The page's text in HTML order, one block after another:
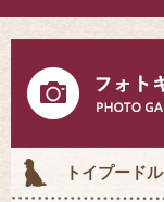
トイプードル